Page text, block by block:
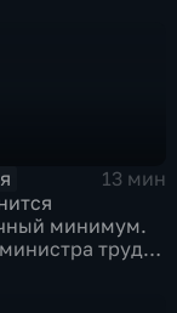
13 мин
минимум.
труда